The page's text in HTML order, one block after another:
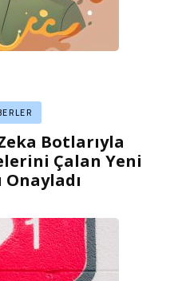
Botlarıyla
Çalan Yeni
Onayladı